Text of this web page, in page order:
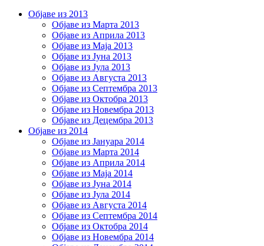
Објаве из 2013
Објаве из Марта 2013
Објаве из Априла 2013
Објаве из Маја 2013
Објаве из Јунa 2013
Објаве из Јула 2013
Објаве из Августа 2013
Објаве из Септембра 2013
Објаве из Октобра 2013
Објаве из Новембра 2013
Објаве из Децембра 2013
Објаве из 2014
Објаве из Јануара 2014
Објаве из Марта 2014
Објаве из Априла 2014
Објаве из Маја 2014
Објаве из Јуна 2014
Објаве из Јула 2014
Објаве из Августа 2014
Објаве из Септембра 2014
Објаве из Октобра 2014
Објаве из Новембра 2014